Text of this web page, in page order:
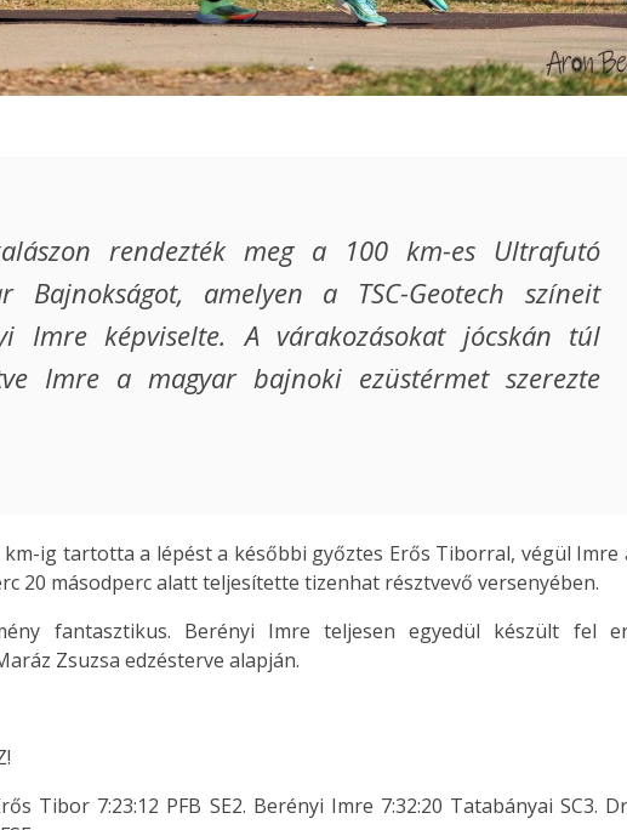
rendezték meg a 100 km-es Ultrafutó
Bajnokságot, amelyen a TSC-Geotech színeit
Imre képviselte. A várakozásokat jócskán túl
Imre a magyar bajnoki ezüstérmet szerezte
km-ig tartotta a lépést a későbbi győztes Erős Tiborral, végül Imre
20 másodperc alatt teljesítette tizenhat résztvevő versenyében.
fantasztikus. Berényi Imre teljesen egyedül készült fel
Zsuzsa edzésterve alapján.
Tibor 7:23:12 PFB SE2. Berényi Imre 7:32:20 Tatabányai SC3.